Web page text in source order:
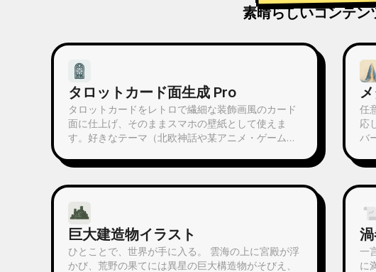
素晴らしいコンテ
タロットカード面生成 Pro
タロットカードをレトロで繊細な装飾画風のカード
面に仕上げ、そのままスマホの壁紙として使えま
す。好きなテーマ（北欧神話や某アニメ・ゲームの
統一された、意味も美しいタロットカード画像を生
しめる仕上がりで、粗いAI特有のプラスチック感は
ありません。YouMindの定期タスクと組み合わせ
て、毎朝自動でカードを引いて解釈することも可能
です（定期タスクの設定はご自身で行う必要があり
ます）。
任
応
バ
に
出
巨大建造物イラスト
ひとことで、世界が手に入る。 雲海の上に宮殿が浮
かび、荒野の果てには異星の巨大構造物がそびえ、
一
に